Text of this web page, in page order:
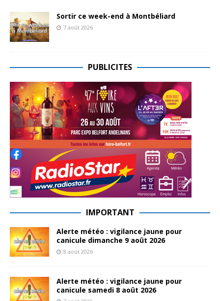
Sortir ce week-end à Montbéliard
7 août 2026
PUBLICITES
IMPORTANT
Alerte météo : vigilance jaune pour
canicule dimanche 9 août 2026
8 août 2026
Alerte météo : vigilance jaune pour
canicule samedi 8 août 2026